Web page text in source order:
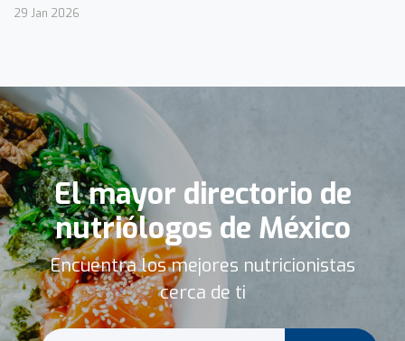
29 Jan 2026
El mayor directorio de
nutriólogos de México
Encuentra los mejores nutricionistas
cerca de ti